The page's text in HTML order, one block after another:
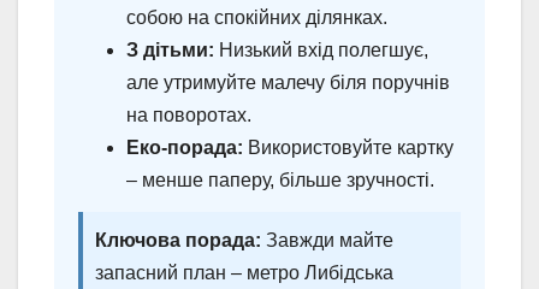
собою на спокійних ділянках.
З дітьми: Низький вхід полегшує,
але утримуйте малечу біля поручнів
на поворотах.
Еко-порада: Використовуйте картку
– менше паперу, більше зручності.
Ключова порада: Завжди майте
запасний план – метро Либідська